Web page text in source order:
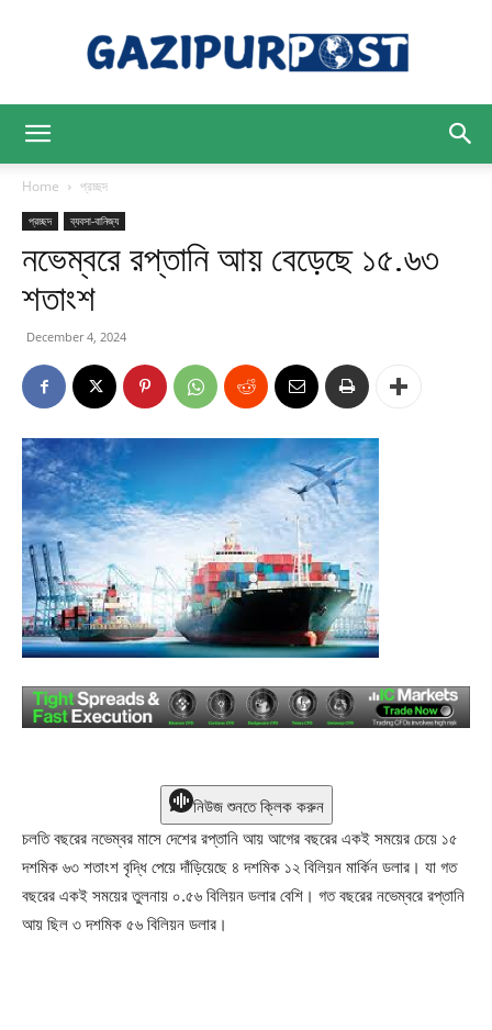
Post
Home প্রচ্ছদ
প্রচ্ছদ ব্যবসা-বানিজ্য
নভেম্বরে রপ্তানি আয় বেড়েছে ১৫.৬৩
শতাংশ
December 4, 2024
নিউজ শুনতে ক্লিক করুন
চলতি বছরের নভেম্বর মাসে দেশের রপ্তানি আয় আগের বছরের একই সময়ের চেয়ে ১৫
দশমিক ৬৩ শতাংশ বৃদ্ধি পেয়ে দাঁড়িয়েছে ৪ দশমিক ১২ বিলিয়ন মার্কিন ডলার। যা গত
বছরের একই সময়ের তুলনায় ০.৫৬ বিলিয়ন ডলার বেশি। গত বছরের নভেম্বরে রপ্তানি
আয় ছিল ৩ দশমিক ৫৬ বিলিয়ন ডলার।